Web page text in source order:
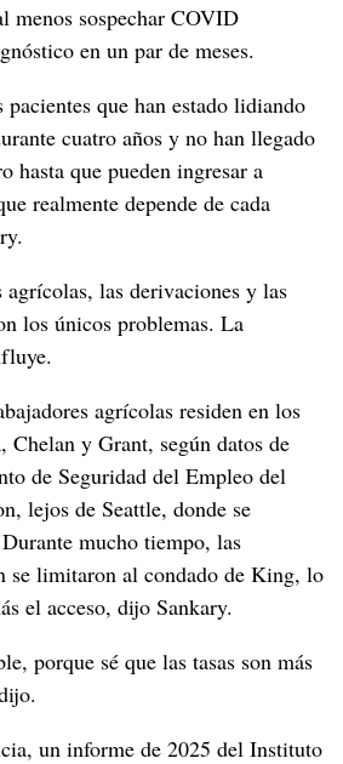
menos sospechar COVID
en un par de meses.
que han estado lidiando
cuatro años y no han llegado
hasta que pueden ingresar a
realmente depende de cada
agrícolas, las derivaciones y las
los únicos problemas. La
agrícolas residen en los
Chelan y Grant, según datos de
de Seguridad del Empleo del
lejos de Seattle, donde se
mucho tiempo, las
se limitaron al condado de King, lo
el acceso, dijo Sankary.
porque sé que las tasas son más
un informe de 2025 del Instituto